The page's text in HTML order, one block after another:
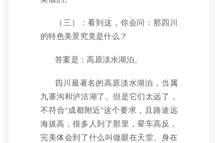
（三）：看到这，你会问：那四川
的特色美景究竟是什么？
答案是：高原淡水湖泊。
四川最著名的高原淡水湖泊，当属
九寨沟和泸沽湖了。但是它们太远了，
不符合“成都附近”这个要求，且路途远
海拔高，很多人到了那里，晕车高反，
完美体会到了什么叫做眼在天堂、身在